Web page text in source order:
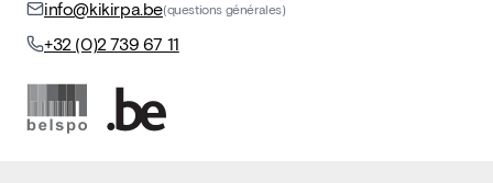
info@kikirpa.be(questions générales)
+32 (0)2 739 67 11